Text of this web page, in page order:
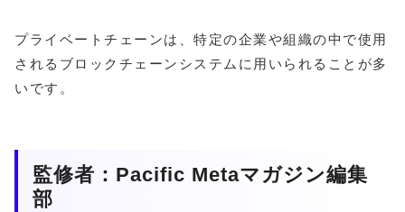
プライベートチェーンは、特定の企業や組織の中で使用
されるブロックチェーンシステムに用いられることが多
いです。
監修者：Pacific Metaマガジン編集
部